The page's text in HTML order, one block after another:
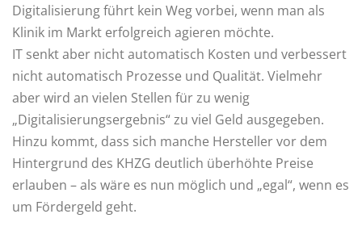
Digitalisierung führt kein Weg vorbei, wenn man als
Klinik im Markt erfolgreich agieren möchte.
IT senkt aber nicht automatisch Kosten und verbessert
nicht automatisch Prozesse und Qualität. Vielmehr
aber wird an vielen Stellen für zu wenig
„Digitalisierungsergebnis“ zu viel Geld ausgegeben.
Hinzu kommt, dass sich manche Hersteller vor dem
Hintergrund des KHZG deutlich überhöhte Preise
erlauben – als wäre es nun möglich und „egal“, wenn es
um Fördergeld geht.